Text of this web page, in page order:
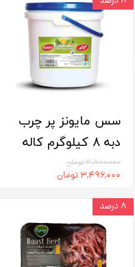
سس مایونز پر چرب
دبه 8 کیلوگرم کاله
۳,۸۰۰,۰۰۰ تومان
۳,۴۹۶,۰۰۰ تومان
۸ درصد